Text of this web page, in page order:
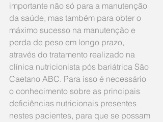
importante não só para a manutenção
da saúde, mas também para obter o
máximo sucesso na manutenção e
perda de peso em longo prazo,
através do tratamento realizado na
clínica nutricionista pós bariátrica São
Caetano ABC. Para isso é necessário
o conhecimento sobre as principais
deficiências nutricionais presentes
nestes pacientes, para que se possam